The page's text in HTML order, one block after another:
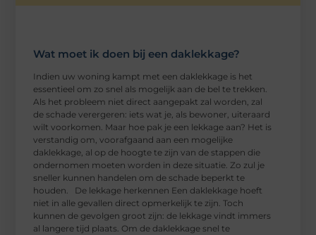
Wat moet ik doen bij een daklekkage?
Indien uw woning kampt met een daklekkage is het
essentieel om zo snel als mogelijk aan de bel te trekken.
Als het probleem niet direct aangepakt zal worden, zal
de schade verergeren: iets wat je, als bewoner, uiteraard
wilt voorkomen. Maar hoe pak je een lekkage aan? Het is
verstandig om, voorafgaand aan een mogelijke
daklekkage, al op de hoogte te zijn van de stappen die
ondernomen moeten worden in deze situatie. Zo zul je
sneller kunnen handelen om de schade beperkt te
houden. De lekkage herkennen Een daklekkage hoeft
niet in alle gevallen direct opmerkelijk te zijn. Toch
kunnen de gevolgen groot zijn: de lekkage vindt immers
al langere tijd plaats. Om de daklekkage snel te